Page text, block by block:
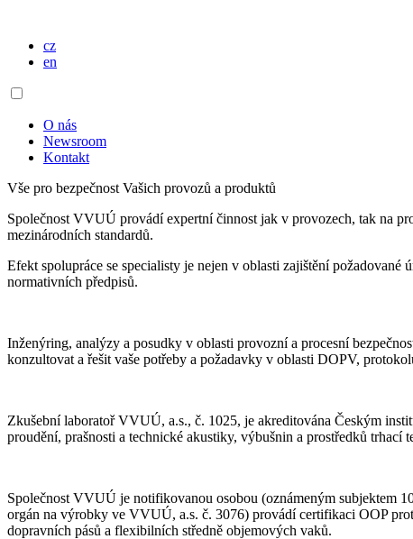
cz
en
O nás
Newsroom
Kontakt
Vše pro bezpečnost Vašich provozů a produktů
Společnost VVUÚ provádí expertní činnost jak v provozech, tak na
mezinárodních standardů.
Efekt spolupráce se specialisty je nejen v oblasti zajištění
normativních předpisů.
Inženýring, analýzy a posudky v oblasti provozní a procesní
konzultovat a řešit vaše potřeby a požadavky v oblasti DOPV,
Zkušební laboratoř VVUÚ, a.s., č. 1025, je akreditována Českým
proudění, prašnosti a technické akustiky, výbušnin a prostředků
Společnost VVUÚ je notifikovanou osobou (oznámeným subjektem
orgán na výrobky ve VVUÚ, a.s. č. 3076) provádí certifikaci OOP
dopravních pásů a flexibilních středně objemových vaků.